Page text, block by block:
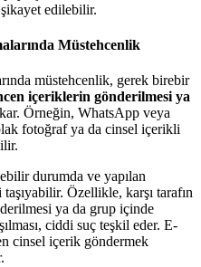
edilebilir.
Müstehcenlik
müstehcenlik, gerek birebir
içeriklerin gönderilmesi ya
Örneğin, WhatsApp veya
fotoğraf ya da cinsel içerikli
durumda ve yapılan
Özellikle, karşı tarafın
ya da grup içinde
ciddi suç teşkil eder. E-
cinsel içerik göndermek